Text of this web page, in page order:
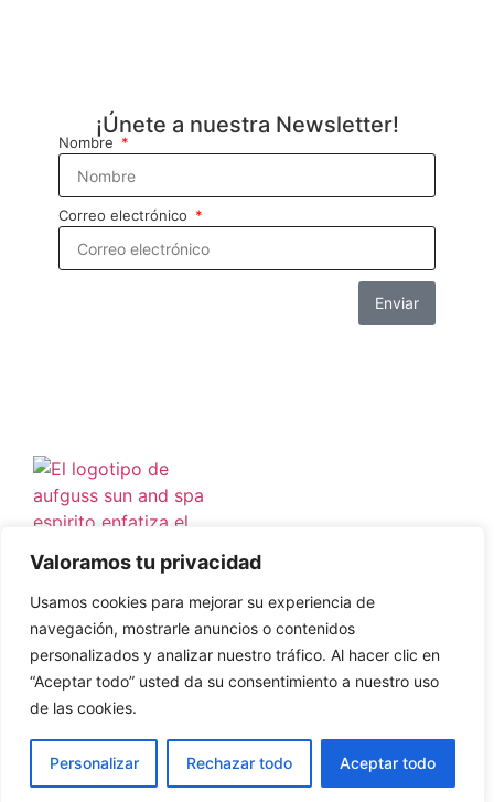
Valoramos tu privacidad
Usamos cookies para mejorar su experiencia de
navegación, mostrarle anuncios o contenidos
personalizados y analizar nuestro tráfico. Al hacer clic en
“Aceptar todo” usted da su consentimiento a nuestro uso
de las cookies.
Personalizar Rechazar todo Aceptar todo
¡Únete a nuestra Newsletter!
Nombre
Correo electrónico
Enviar
Copyright © 2026 Wellness ForumAviso Legal
Política de cookies
Política de privacidad
Marbella
EN